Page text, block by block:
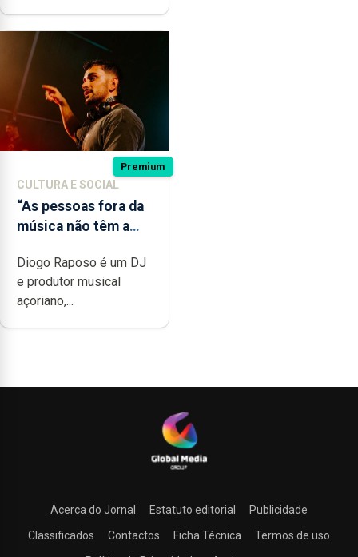
Premium
CULTURA E SOCIAL
“As pessoas fora da
música não têm a
difícil é produzir
uma música”
Diogo Raposo é um DJ
e produtor musical
açoriano,...
Acerca do Jornal Estatuto editorial
Publicidade
Classificados
Contactos Ficha Técnica
Termos de uso